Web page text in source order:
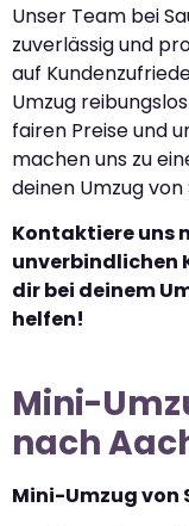
Unser Team bei
zuverlässig und
auf
Umzug
fairen Preise und
machen uns zu
deinen Umzug
Kontaktiere uns
unverbindlichen
dir bei deinem
helfen!
Mini-
nach
Mini-Umzug